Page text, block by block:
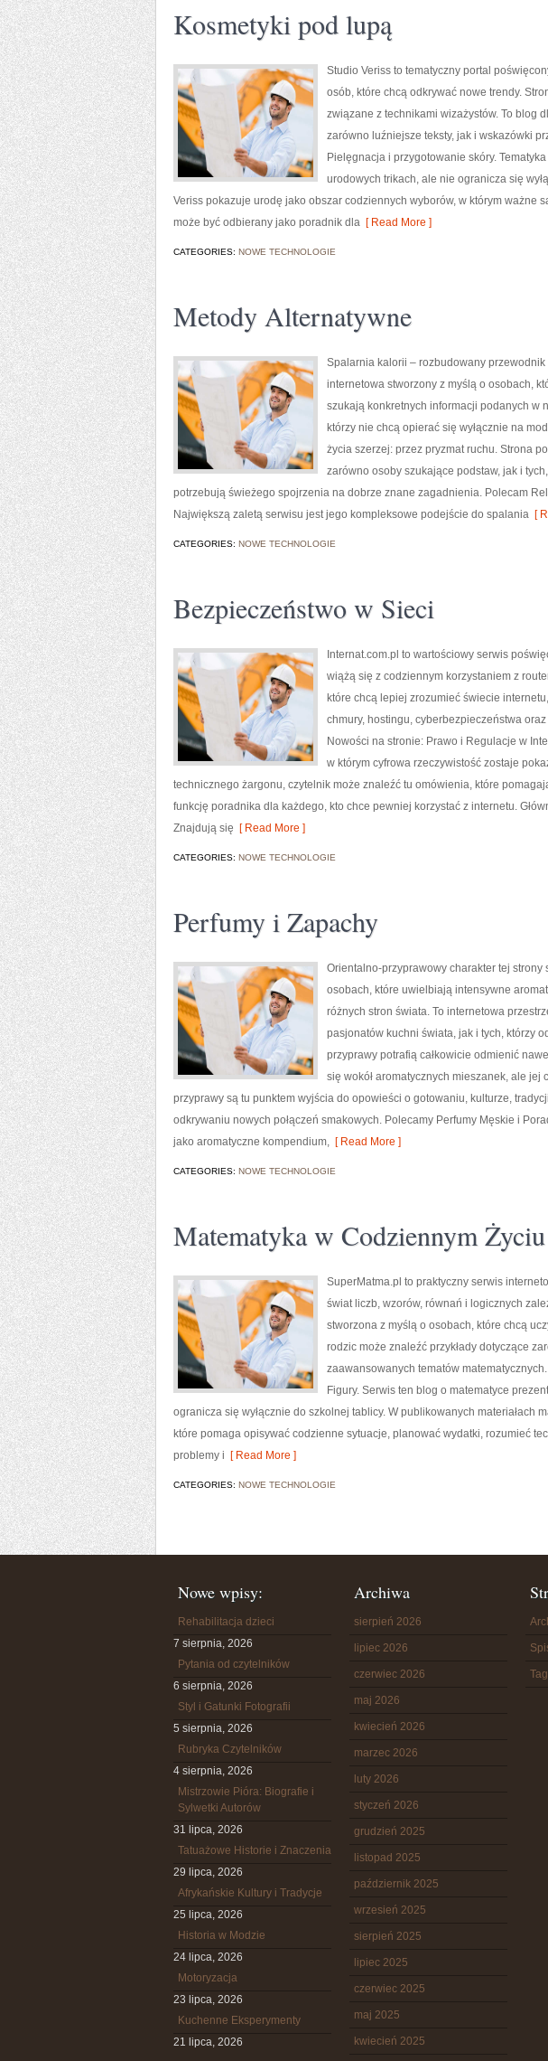
Kosmetyki pod lupą
Studio Veriss to tematyczny portal
osób, które chcą odkrywać nowe trendy.
związane z technikami wizażystów. To blog
zarówno luźniejsze teksty, jak i wskazówki
Pielęgnacja i przygotowanie skóry.
urodowych trikach, ale nie ogranicza się
Veriss pokazuje urodę jako obszar codziennych wyborów, w którym ważne
może być odbierany jako poradnik dla [ Read More ]
CATEGORIES: NOWE TECHNOLOGIE
Metody Alternatywne
Spalarnia kalorii – rozbudowany
internetowa stworzony z myślą o osobach,
szukają konkretnych informacji podanych w
którzy nie chcą opierać się wyłącznie na
życia szerzej: przez pryzmat ruchu. Strona
zarówno osoby szukające podstaw, jak i
potrzebują świeżego spojrzenia na dobrze znane zagadnienia. Polecam
Największą zaletą serwisu jest jego kompleksowe podejście do spalania [
CATEGORIES: NOWE TECHNOLOGIE
Bezpieczeństwo w Sieci
Internat.com.pl to wartościowy serwis
wiążą się z codziennym korzystaniem z
które chcą lepiej zrozumieć świecie
chmury, hostingu, cyberbezpieczeństwa
Nowości na stronie: Prawo i Regulacje w
w którym cyfrowa rzeczywistość zostaje
technicznego żargonu, czytelnik może znaleźć tu omówienia, które
funkcję poradnika dla każdego, kto chce pewniej korzystać z internetu.
Znajdują się [ Read More ]
CATEGORIES: NOWE TECHNOLOGIE
Perfumy i Zapachy
Orientalno-przyprawowy charakter tej strony
osobach, które uwielbiają intensywne
różnych stron świata. To internetowa
pasjonatów kuchni świata, jak i tych, którzy
przyprawy potrafią całkowicie odmienić
się wokół aromatycznych mieszanek, ale
przyprawy są tu punktem wyjścia do opowieści o gotowaniu, kulturze,
odkrywaniu nowych połączeń smakowych. Polecamy Perfumy Męskie i
jako aromatyczne kompendium, [ Read More ]
CATEGORIES: NOWE TECHNOLOGIE
Matematyka w Codziennym Życiu
SuperMatma.pl to praktyczny serwis
świat liczb, wzorów, równań i logicznych
stworzona z myślą o osobach, które chcą
rodzic może znaleźć przykłady dotyczące
zaawansowanych tematów
Figury. Serwis ten blog o matematyce
ogranicza się wyłącznie do szkolnej tablicy. W publikowanych materiałach
które pomaga opisywać codzienne sytuacje, planować wydatki, rozumieć
problemy i [ Read More ]
CATEGORIES: NOWE TECHNOLOGIE
Nowe wpisy:
Rehabilitacja dzieci
7 sierpnia, 2026
Pytania od czytelników
6 sierpnia, 2026
Styl i Gatunki Fotografii
5 sierpnia, 2026
Rubryka Czytelników
4 sierpnia, 2026
Mistrzowie Pióra: Biografie i
Sylwetki Autorów
31 lipca, 2026
Tatuażowe Historie i Znaczenia
29 lipca, 2026
Afrykańskie Kultury i Tradycje
25 lipca, 2026
Historia w Modzie
24 lipca, 2026
Motoryzacja
23 lipca, 2026
Kuchenne Eksperymenty
21 lipca, 2026
Archiwa
sierpień 2026
lipiec 2026
czerwiec 2026
maj 2026
kwiecień 2026
marzec 2026
luty 2026
styczeń 2026
grudzień 2025
listopad 2025
październik 2025
wrzesień 2025
sierpień 2025
lipiec 2025
czerwiec 2025
maj 2025
kwiecień 2025